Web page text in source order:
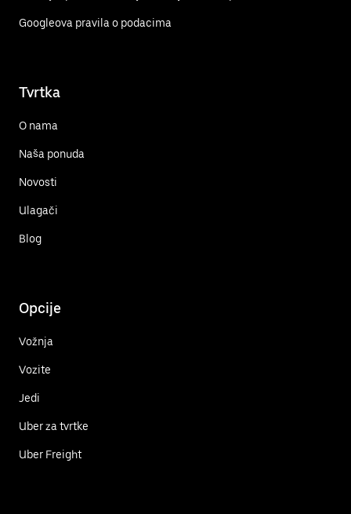
Googleova pravila o podacima
Tvrtka
O nama
Naša ponuda
Novosti
Ulagači
Blog
Opcije
Vožnja
Vozite
Jedi
Uber za tvrtke
Uber Freight